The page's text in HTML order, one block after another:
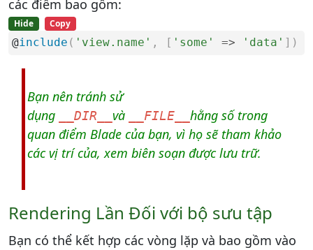
các điểm bao gồm:
Hide Copy
@include ( 'view.name' , [ 'some' => 'data' ] )
Bạn nên tránh sử
dụng
__DIR__ và __FILE__hằng số trong
quan điểm Blade của bạn, vì họ sẽ tham khảo
các vị trí của, xem biên soạn được lưu trữ.
Rendering Lần Đối với bộ sưu tập
Bạn có thể kết hợp các vòng lặp và bao gồm vào